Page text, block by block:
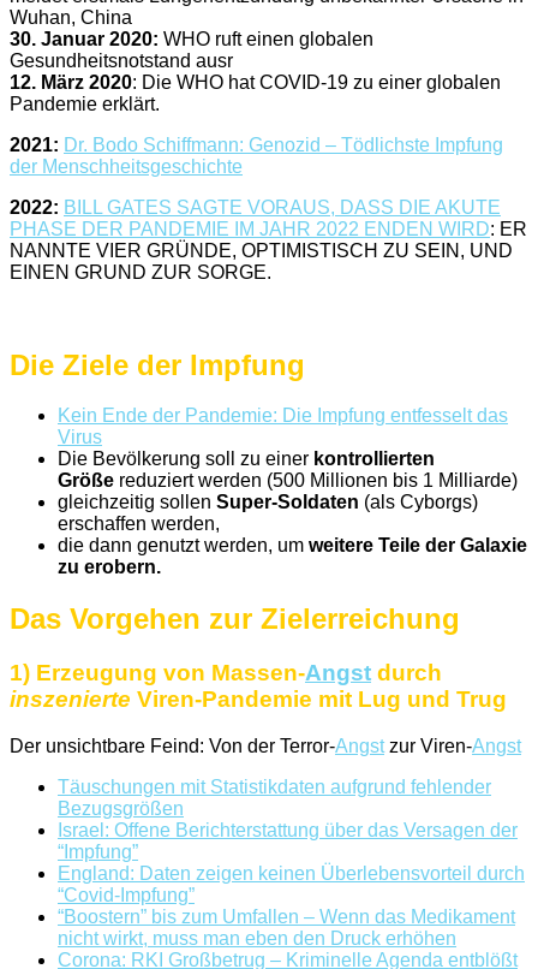
Wuhan, China
30. Januar 2020: WHO ruft einen globalen
Gesundheitsnotstand ausr
12. März 2020: Die WHO hat COVID-19 zu einer globalen
Pandemie erklärt.
2021: Dr. Bodo Schiffmann: Genozid – Tödlichste Impfung
der Menschheitsgeschichte
2022: BILL GATES SAGTE VORAUS, DASS DIE AKUTE
PHASE DER PANDEMIE IM JAHR 2022 ENDEN WIRD: ER
NANNTE VIER GRÜNDE, OPTIMISTISCH ZU SEIN, UND
EINEN GRUND ZUR SORGE.
Die Ziele der Impfung
Kein Ende der Pandemie: Die Impfung entfesselt das
Virus
Die Bevölkerung soll zu einer kontrollierten
Größe reduziert werden (500 Millionen bis 1 Milliarde)
gleichzeitig sollen Super-Soldaten (als Cyborgs)
erschaffen werden,
die dann genutzt werden, um weitere Teile der Galaxie
zu erobern.
Das Vorgehen zur Zielerreichung
1) Erzeugung von Massen-Angst durch
inszenierte Viren-Pandemie mit Lug und Trug
Der unsichtbare Feind: Von der Terror-Angstzur Viren-Angst
Täuschungen mit Statistikdaten aufgrund fehlender
Bezugsgrößen
Israel: Offene Berichterstattung über das Versagen der
“Impfung”
England: Daten zeigen keinen Überlebensvorteil durch
“Covid-Impfung”
“Boostern” bis zum Umfallen – Wenn das Medikament
nicht wirkt, muss man eben den Druck erhöhen
Corona: RKI Großbetrug – Kriminelle Agenda entblößt